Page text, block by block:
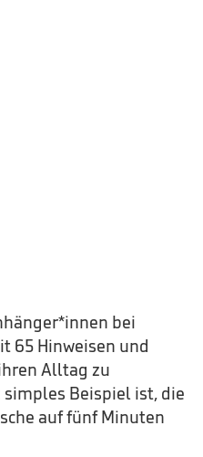
bei
65 Hinweisen und
Alltag zu
Beispiel ist, die
auf fünf Minuten